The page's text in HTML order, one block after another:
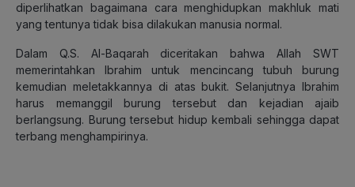
diperlihatkan bagaimana cara menghidupkan makhluk mati
yang tentunya tidak bisa dilakukan manusia normal.
Dalam Q.S. Al-Baqarah diceritakan bahwa Allah SWT
memerintahkan Ibrahim untuk mencincang tubuh burung
kemudian meletakkannya di atas bukit. Selanjutnya Ibrahim
harus memanggil burung tersebut dan kejadian ajaib
berlangsung. Burung tersebut hidup kembali sehingga dapat
terbang menghampirinya.